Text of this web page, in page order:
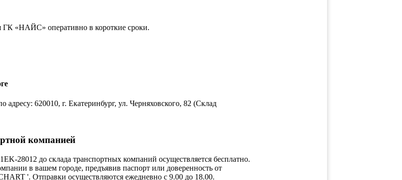
ГК «НАЙС» оперативно в короткие сроки.
620010, г. Екатеринбург, ул. Черняховского, 82 (Склад
компанией
28012 до склада транспортных компаний осуществляется бесплатно.
в вашем городе, предъявив паспорт или доверенность от
'. Отправки осуществляются ежедневно с 9.00 до 18.00.